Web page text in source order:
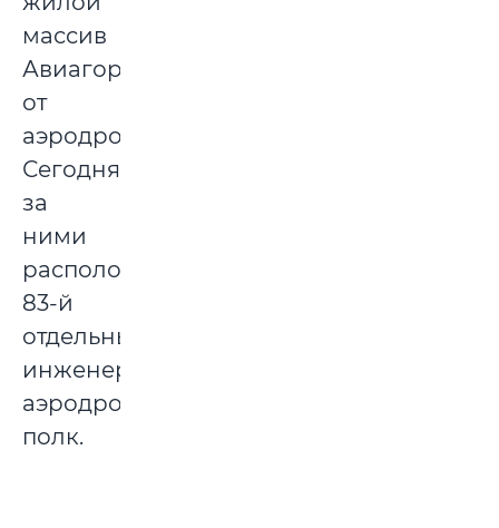
массив
Авиагородка
от
аэродрома.
Сегодня
за
ними
расположен
83-й
отдельный
инженерно-
аэродромный
полк.